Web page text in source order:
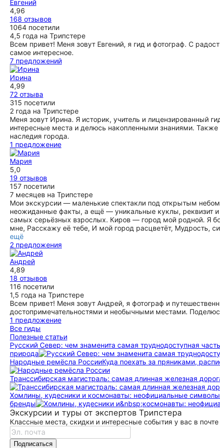
Евгений
4,96
168 отзывов
1064 посетили
4,5 года на Трипстере
Всем привет! Меня зовут Евгений, я гид и фотограф. С
самое интересное.
7 предложений
Ирина
4,99
72 отзыва
315 посетили
2 года на Трипстере
Меня зовут Ирина. Я историк, учитель и лицензированный
интересные места и делюсь накопленными знаниями.
наследия города.
1 предложение
Мария
5,0
19 отзывов
157 посетили
7 месяцев на Трипстере
Мои экскурсии — маленькие спектакли под открытым
неожиданные факты, а ещё — уникальные куклы, реквизит
самых серьёзных взрослых. Киров — город мой родной. Я
мне, Расскажу её тебе, И мой город расцветёт, Мудрость,
ещё
2 предложения
Андрей
4,89
18 отзывов
116 посетили
1,5 года на Трипстере
Всем привет! Меня зовут Андрей, я фотограф и
достопримечательностями и необычными местами.
1 предложение
Все гиды
Полезные статьи
Русский Север: чем знаменита самая труднодоступная
природа
Народные ремёсла РоссииКуда поехать за пряниками,
Транссибирская магистраль: самая длинная железная
Хомлины, кудесники и космонавты: неофициальные
бренды
Экскурсии и туры от экспертов Трипстера
Классные места, скидки и интересные события у вас в почте
Подписаться